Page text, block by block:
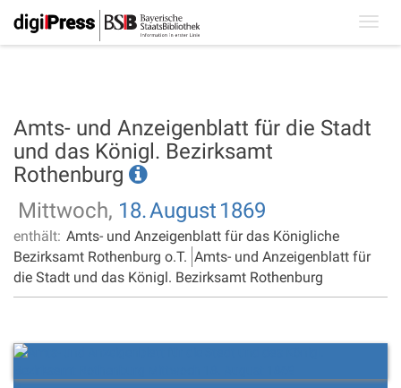
Amts- und Anzeigenblatt für die Stadt
und das Königl. Bezirksamt
Rothenburg
Mittwoch, 18.August 1869
enthält: Amts- und Anzeigenblatt für das Königliche
Bezirksamt Rothenburg o.T. Amts- und Anzeigenblatt für
die Stadt und das Königl. Bezirksamt Rothenburg